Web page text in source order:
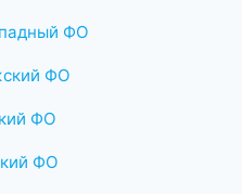
ФО
ФО
ФО
ФО